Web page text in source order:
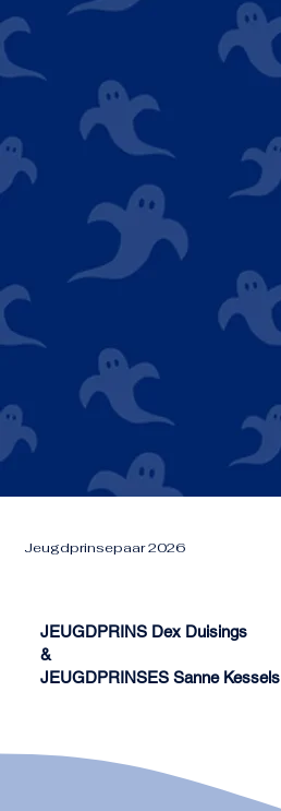
Jeugdprinsepaar 2026
JEUGDPRINS Dex Duisings
&
JEUGDPRINSES Sanne Kessels